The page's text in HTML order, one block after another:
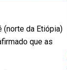
da Etiópia)
que as